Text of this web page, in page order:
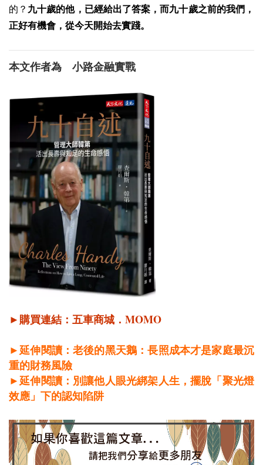
的？ 九十歲的他，已經給出了答案，而九十歲之前的我們，
正好有機會，從今天開始去實踐。
本文作者為 小路金融實戰
►購買連結： 五車商城 ． MOMO
►延伸閱讀：老後的黑天鵝：長照成本才是家庭最沉
重的財務風險
►延伸閱讀：別讓他人眼光綁架人生，擺脫「聚光燈
效應」下的認知陷阱